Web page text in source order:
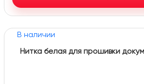
В наличии
Нитка белая для прошивки